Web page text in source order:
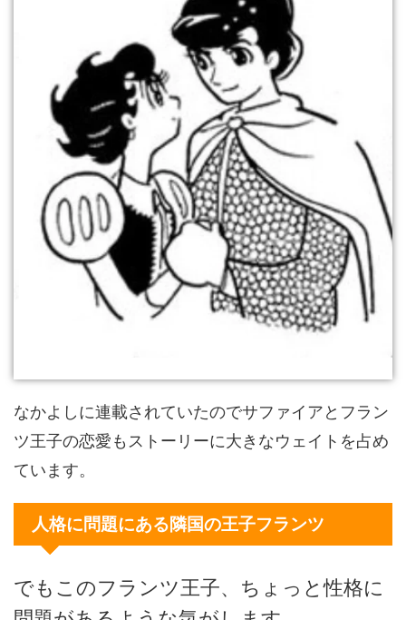
なかよしに連載されていたのでサファイアとフラン
ツ王子の恋愛もストーリーに大きなウェイトを占め
ています。
人格に問題にある隣国の王子フランツ
でもこのフランツ王子、ちょっと性格に